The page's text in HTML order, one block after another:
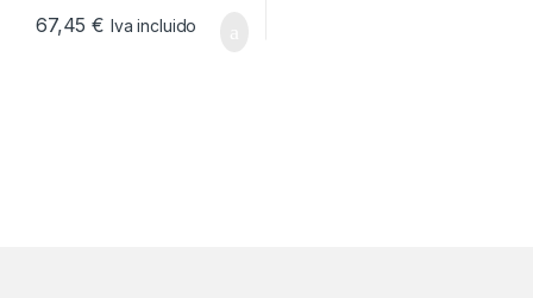
67,45€ Iva incluido